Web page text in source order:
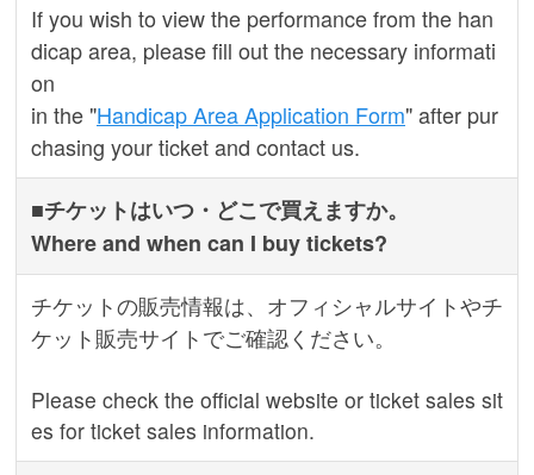
If you wish to view the performance from the han
dicap area, please fill out the necessary informati
on
in the "Handicap Area Application Form" after pur
chasing your ticket and contact us.
■チケットはいつ・どこで買えますか。
Where and when can I buy tickets?
チケットの販売情報は、オフィシャルサイトやチ
ケット販売サイトでご確認ください。
Please check the official website or ticket sales sit
es for ticket sales information.